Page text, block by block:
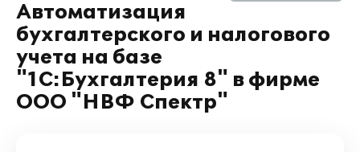
Автоматизация
бухгалтерского и налогового
учета на базе
"1С:Бухгалтерия 8" в фирме
ООО "НВФ Спектр"